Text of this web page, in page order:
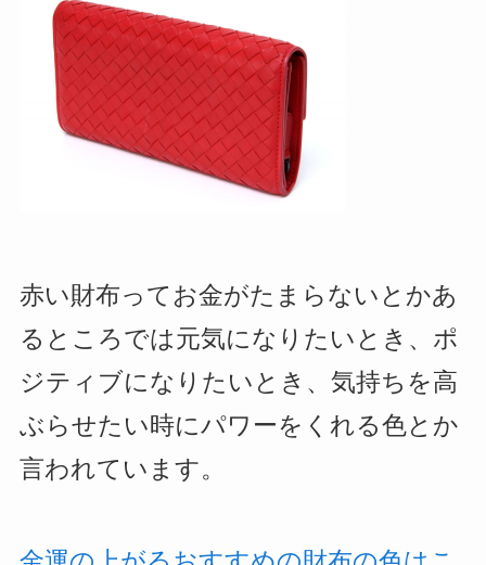
赤い財布ってお金がたまらないとかあ
るところでは元気になりたいとき、ポ
ジティブになりたいとき、気持ちを高
ぶらせたい時にパワーをくれる色とか
言われています。